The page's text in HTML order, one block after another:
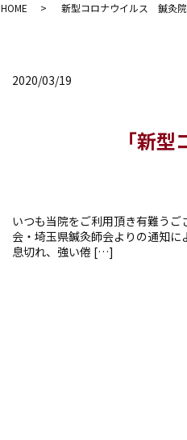
HOME 新型コロナウイルス 鍼灸院
2020/03/19
「新
いつも当院をご利用頂き有難う
会・埼玉県鍼灸師会よりの通知に
息切れ、強い倦 […]